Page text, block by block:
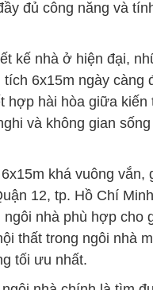
đủ công năng và
kế nhà ở hiện đại,
tích 6x15m ngày càng
hợp hài hòa giữa kiến
và không gian
khá vuông vắn,
12, tp. Hồ Chí
nhà phù hợp cho
thất trong ngôi nhà
tối ưu nhất.